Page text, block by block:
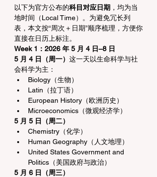
以下为官方公布的科目对应日期 ，均为当
地时间（Local Time）。为避免冗长列
表，本文按“周次＋日期”顺序梳理，方便你
直接在日历上标注。
Week 1：2026 年 5 月 4 日–8 日
5 月 4 日（周一） 这一天以生命科学与社
会科学为主：
Biology（生物）
Latin（拉丁语）
European History（欧洲历史）
Microeconomics（微观经济学）
5 月 5 日（周二）
Chemistry（化学）
Human Geography（人文地理）
United States Government and
Politics（美国政府与政治）
5 月 6 日（周三）